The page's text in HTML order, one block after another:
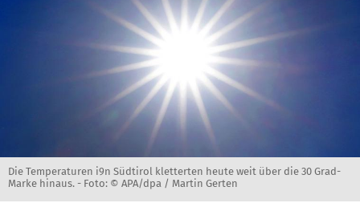
Die Temperaturen i9n Südtirol kletterten heute weit über die 30 Grad-
Marke hinaus. - Foto: © APA/dpa / Martin Gerten